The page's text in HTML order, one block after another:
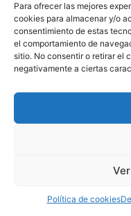
Para ofrecer las mejores
cookies para almacenar y/o
consentimiento de estas
el comportamiento de
sitio. No consentir o retirar el
negativamente a ciertas
Política de cookies